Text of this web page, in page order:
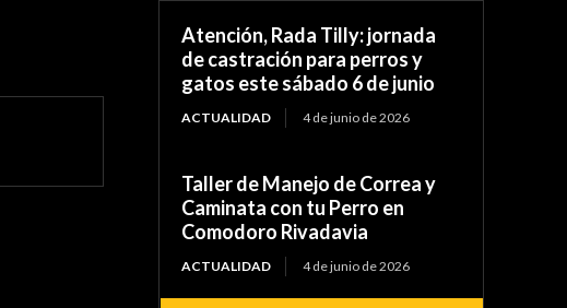
Atención, Rada Tilly: jornada
de castración para perros y
gatos este sábado 6 de junio
ACTUALIDAD 4 de junio de 2026
Taller de Manejo de Correa y
Caminata con tu Perro en
Comodoro Rivadavia
ACTUALIDAD 4 de junio de 2026